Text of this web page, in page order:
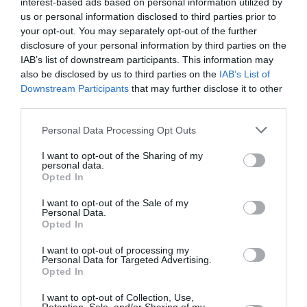
us or personal information disclosed to third parties prior to
your opt-out. You may separately opt-out of the further
disclosure of your personal information by third parties on the
IAB’s list of downstream participants. This information may
also be disclosed by us to third parties on the IAB’s List of
Downstream Participants that may further disclose it to other
Personal Data Processing Opt Outs
I want to opt-out of the Sharing of my
personal data.
Opted In
I want to opt-out of the Sale of my
Personal Data.
Opted In
I want to opt-out of processing my
Personal Data for Targeted Advertising.
Opted In
I want to opt-out of Collection, Use,
Appel aux lecteurs !
Soutenez Air Journal participezà son
développement !
NOUS SOUTENIR
DERNIERS COMMENTAIRES
atplhkta commenté l'article :
Contrôles aux frontières entre l’Espagne et l’Italie : des